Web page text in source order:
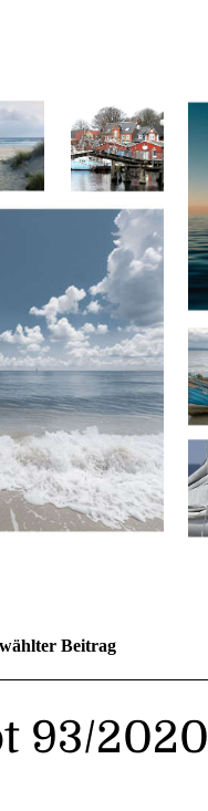
Beitrag
93/2020